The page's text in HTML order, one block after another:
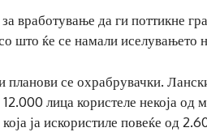
вработување да ги поттикне
што ќе се намали иселувањето
планови се охрабрувачки.
лица користеле некоја од
ја искористиле повеќе од